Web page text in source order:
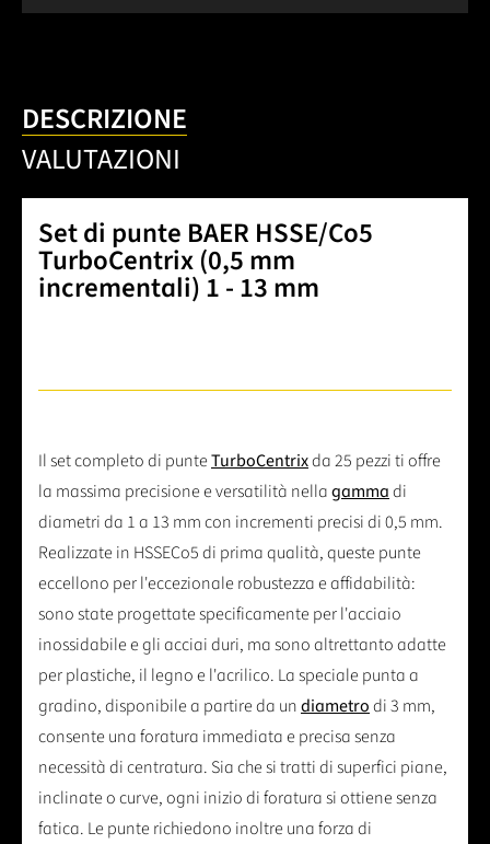
DESCRIZIONE
VALUTAZIONI
Set di punte BAER HSSE/Co5
TurboCentrix (0,5 mm
incrementali) 1 - 13 mm
Il set completo di punteTurboCentrixda 25 pezzi ti offre
la massima precisione e versatilità nellagammadi
diametri da 1 a 13 mm con incrementi precisi di 0,5 mm.
Realizzate in HSSECo5 di prima qualità, queste punte
eccellono per l'eccezionale robustezza e affidabilità:
sono state progettate specificamente per l'acciaio
inossidabile e gli acciai duri, ma sono altrettanto adatte
per plastiche, il legno e l'acrilico. La speciale punta a
gradino, disponibile a partire da undiametrodi 3 mm,
consente una foratura immediata e precisa senza
necessità di centratura. Sia che si tratti di superfici piane,
inclinate o curve, ogni inizio di foratura si ottiene senza
fatica. Le punte richiedono inoltre una forza di